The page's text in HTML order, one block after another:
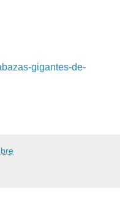
gigantes-de-